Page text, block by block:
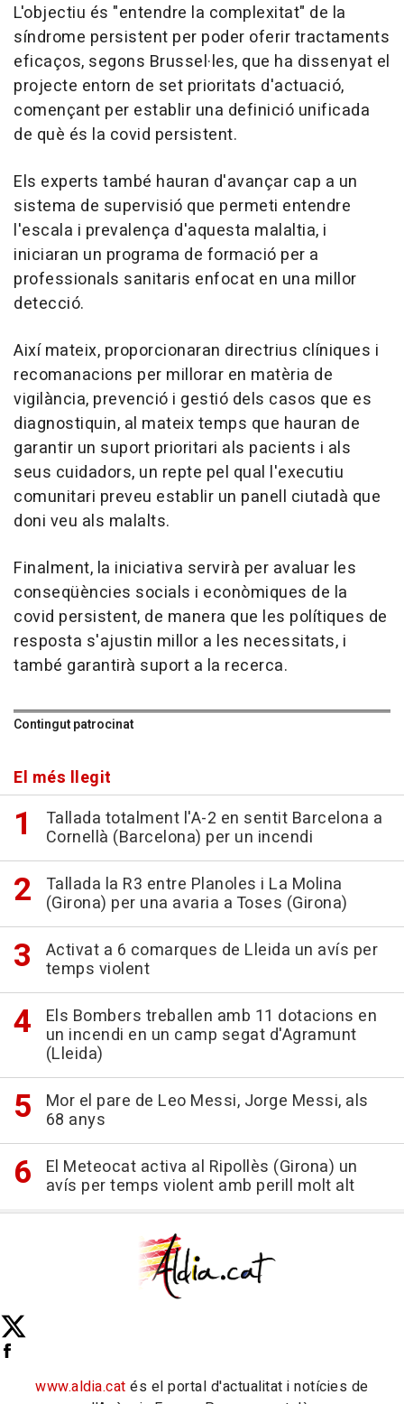
L'objectiu és "entendre la complexitat" de la
síndrome persistent per poder oferir tractaments
eficaços, segons Brussel·les, que ha dissenyat el
projecte entorn de set prioritats d'actuació,
començant per establir una definició unificada
de què és la covid persistent.
Els experts també hauran d'avançar cap a un
sistema de supervisió que permeti entendre
l'escala i prevalença d'aquesta malaltia, i
iniciaran un programa de formació per a
professionals sanitaris enfocat en una millor
detecció.
Així mateix, proporcionaran directrius clíniques i
recomanacions per millorar en matèria de
vigilància, prevenció i gestió dels casos que es
diagnostiquin, al mateix temps que hauran de
garantir un suport prioritari als pacients i als
seus cuidadors, un repte pel qual l'executiu
comunitari preveu establir un panell ciutadà que
doni veu als malalts.
Finalment, la iniciativa servirà per avaluar les
conseqüències socials i econòmiques de la
covid persistent, de manera que les polítiques de
resposta s'ajustin millor a les necessitats, i
també garantirà suport a la recerca.
Contingut patrocinat
El més llegit
Tallada totalment l'A-2 en sentit Barcelona a
Cornellà (Barcelona) per un incendi
Tallada la R3 entre Planoles i La Molina
(Girona) per una avaria a Toses (Girona)
Activat a 6 comarques de Lleida un avís per
temps violent
Els Bombers treballen amb 11 dotacions en
un incendi en un camp segat d'Agramunt
(Lleida)
Mor el pare de Leo Messi, Jorge Messi, als
68 anys
El Meteocat activa al Ripollès (Girona) un
avís per temps violent amb perill molt alt
www.aldia.cat és el portal d'actualitat i notícies de